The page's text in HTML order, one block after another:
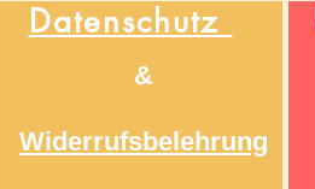
Datenschutz
&
Widerrufsbelehrung